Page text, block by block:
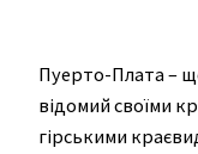
Пуерто-Плата –
відомий своїми
гірськими